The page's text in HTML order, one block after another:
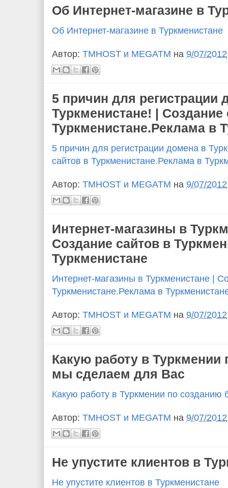
Об Интернет-магазине в
Об Интернет-магазине в Туркменистане
Автор: TMHOST и MEGATM на 9/07/2012
5 причин для регистрации
Туркменистане! | Создание
Туркменистане.Реклама в
5 причин для регистрации домена в
сайтов в Туркменистане.Реклама в
Автор: TMHOST и MEGATM на 9/07/2012
Интернет-магазины в
Создание сайтов в
Туркменистане
Интернет-магазины в Туркменистане |
Туркменистане.Реклама в
Автор: TMHOST и MEGATM на 9/07/2012
Какую работу в Туркмении
мы сделаем для Вас
Какую работу в Туркмении по
Автор: TMHOST и MEGATM на 9/07/2012
Не упустите клиентов в
Не упустите клиентов в Туркменистане